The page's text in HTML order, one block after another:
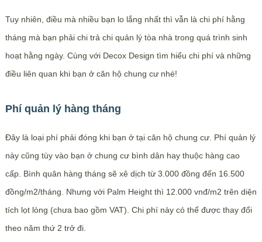
Tuy nhiên, điều mà nhiều bạn lo lắng nhất thì vẫn là chi phí hằng
tháng mà bạn phải chi trả chi quản lý tòa nhà trong quá trình sinh
hoạt hằng ngày. Cùng với Decox Design tìm hiểu chi phí và những
điều liên quan khi bạn ở căn hộ chung cư nhé!
Phí quản lý hàng tháng
Đây là loại phí phải đóng khi bạn ở tại căn hộ chung cư. Phí quản lý
này cũng tùy vào bạn ở chung cư bình dân hay thuộc hàng cao
cấp. Bình quân hàng tháng sẽ xê dịch từ 3.000 đồng đến 16.500
đồng/m2/tháng. Nhưng với Palm Height thì 12.000 vnđ/m2 trên diện
tích lọt lòng (chưa bao gồm VAT). Chi phí này có thể được thay đổi
theo năm thứ 2 trở đi.